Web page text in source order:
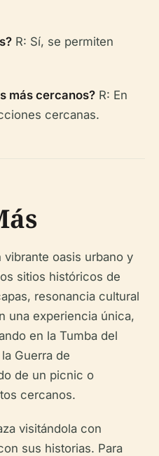
R: Sí, se permiten
más cercanos? R: En
cercanas.
oasis urbano y
sitios históricos de
resonancia cultural
una experiencia única,
en la Tumba del
Guerra de
de un picnic o
cercanos.
visitándola con
sus historias. Para